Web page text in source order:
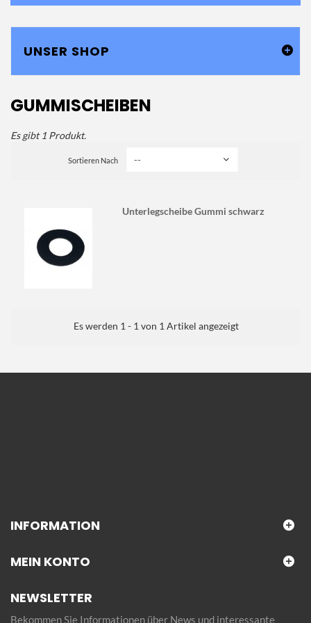
UNSER SHOP
GUMMISCHEIBEN
Es gibt 1 Produkt.
Sortieren Nach
Unterlegscheibe Gummi schwarz
Es werden 1 - 1 von 1 Artikel angezeigt
INFORMATION
MEIN KONTO
NEWSLETTER
Bekommen Sie Informationen über News und interessante